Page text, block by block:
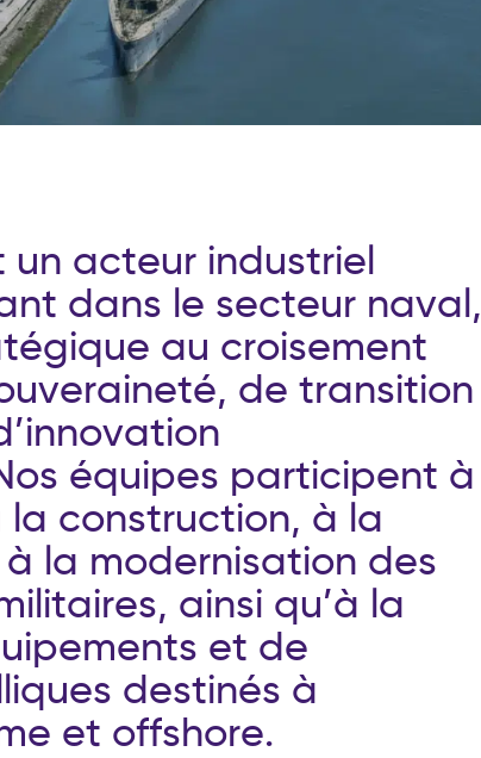
un acteur industrie
nt dans e secteur nava ,
tégique au croisement
uveraineté, de transition
’innovation
os équipes participent à
a construction, à a
à a modernisation des
i itaires, ainsi qu’à a
uipements et de
iques destinés à
e et offshore.